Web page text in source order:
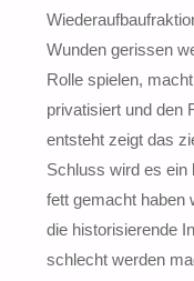
Wunden gerissen
Rolle spielen,
privatisiert und den
entsteht zeigt das
Schluss wird es ein
fett gemacht haben
die historisierende
schlecht werden